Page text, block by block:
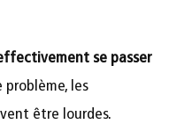
se passer
problème, les
être lourdes.